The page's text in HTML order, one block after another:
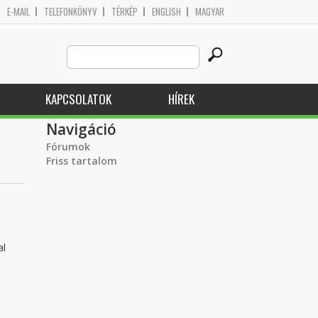
E-MAIL TELEFONKÖNYV TÉRKÉP ENGLISH MAGYAR
Search
this
site
KAPCSOLATOK HÍREK
Navigáció
Fórumok
Friss tartalom